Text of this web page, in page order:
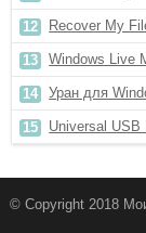
Recover My
Windows Live
Уран для
Universal
© Copyright 2018